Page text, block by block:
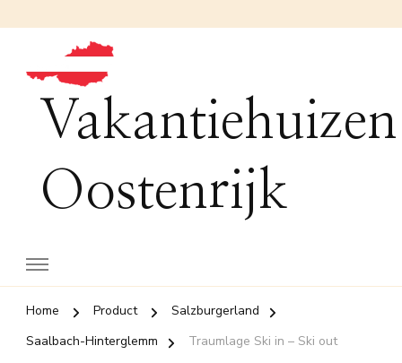
Vakantiehuizen
Oostenrijk
Home Product
Salzburgerland
Saalbach-Hinterglemm
Traumlage Ski in – Ski out